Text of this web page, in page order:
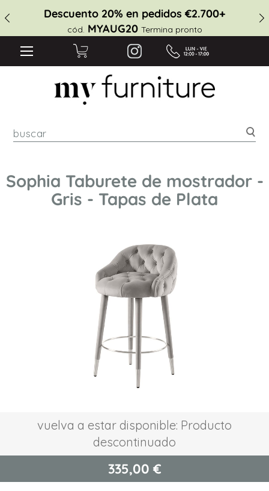
Descuento 20% en pedidos €2.700+
cód. MYAUG20 Termina pronto
Sophia Taburete de mostrador -
Gris - Tapas de Plata
vuelva a estar disponible: Producto
descontinuado
335,00 €
de